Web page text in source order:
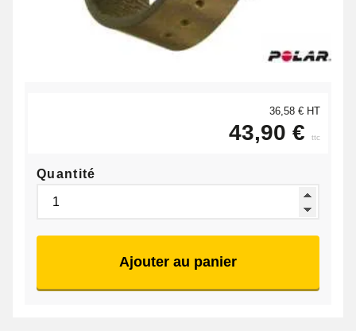
36,58 € HT
43,90 € ttc
Quantité
Ajouter au panier